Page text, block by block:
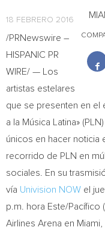
18 FEBRERO 2016
/PRNewswire –
HISPANIC PR
WIRE/ — Los
artistas estelares
que se presenten en el
a la Música Latina»
únicos en hacer noticia
recorrido de PLN en
sociales. En su
vía Univision NOW el
p.m.
hora Este/Pacífico (
Airlines Arena en Miami